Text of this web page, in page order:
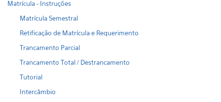
Matrícula - Instruções
Matrícula Semestral
Retificação de Matrícula e Requerimento
Trancamento Parcial
Trancamento Total / Destrancamento
Tutorial
Intercâmbio